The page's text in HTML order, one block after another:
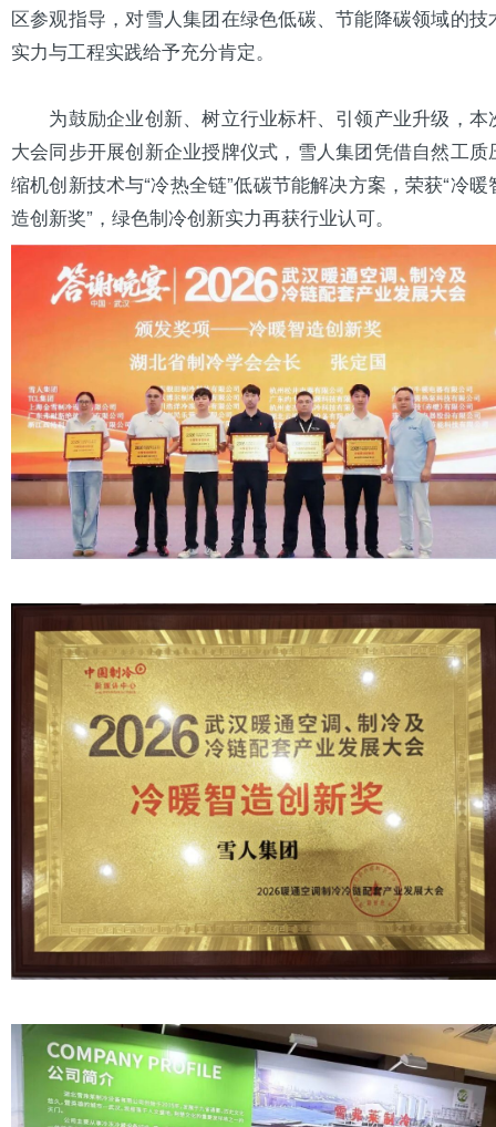
区参观指导，对雪人集团在绿色低碳、节能降碳领域的技
实力与工程实践给予充分肯定。
为鼓励企业创新、树立行业标杆、引领产业升级，本
大会同步开展创新企业授牌仪式，雪人集团凭借自然工质
缩机创新技术与“冷热全链”低碳节能解决方案，荣获“冷暖
造创新奖”，绿色制冷创新实力再获行业认可。